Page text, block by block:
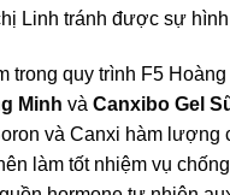
Linh tránh được sự
trong quy trình F5
Minh và Canxibo Gel
và Canxi hàm lượng
làm tốt nhiệm vụ